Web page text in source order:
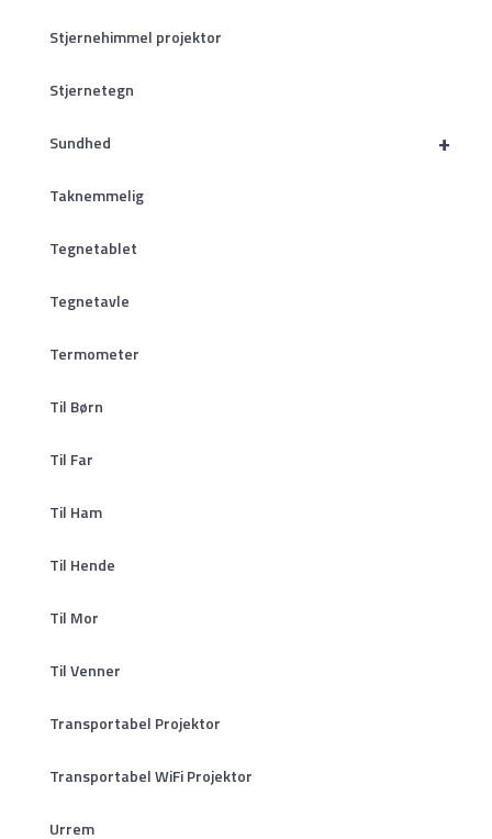
Stjernehimmel projektor
Stjernetegn
+
Sundhed
Taknemmelig
Tegnetablet
Tegnetavle
Termometer
Til Børn
Til Far
Til Ham
Til Hende
Til Mor
Til Venner
Transportabel Projektor
Transportabel WiFi Projektor
Urrem